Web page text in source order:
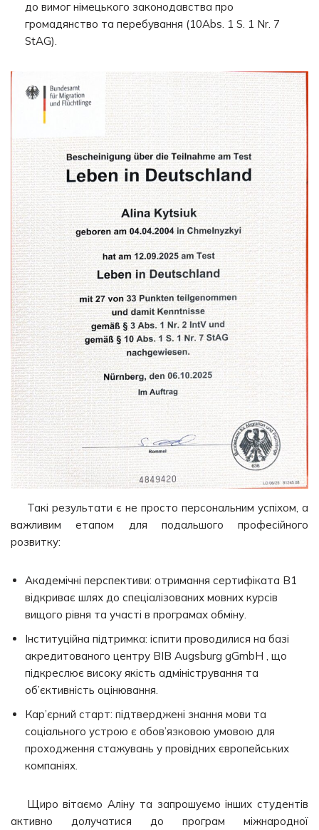
до вимог німецького законодавства про
громадянство та перебування (10Abs. 1 S. 1 Nr. 7
StAG).
Такі результати є не просто персональним успіхом, а
важливим етапом для подальшого професійного
розвитку:
Академічні перспективи: отримання сертифіката B1
відкриває шлях до спеціалізованих мовних курсів
вищого рівня та участі в програмах обміну.
Інституційна підтримка: іспити проводилися на базі
акредитованого центру BIB Augsburg gGmbH , що
підкреслює високу якість адміністрування та
об’єктивність оцінювання.
Кар’єрний старт: підтверджені знання мови та
соціального устрою є обов’язковою умовою для
проходження стажувань у провідних європейських
компаніях.
Щиро вітаємо Аліну та запрошуємо інших студентів
активно долучатися до програм міжнародної